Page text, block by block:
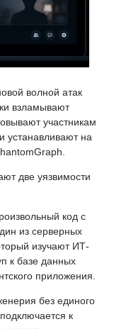
волной атак
взламывают
участникам
устанавливают на
две уязвимости
код с
из серверных
изучают ИТ-
к базе данных
приложения.
без единого
к